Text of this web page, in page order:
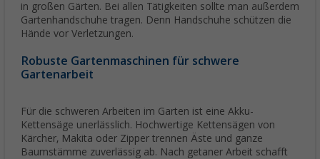
in großen Gärten. Bei allen Tätigkeiten sollte man außerdem
Gartenhandschuhe tragen. Denn Handschuhe schützen die
Hände vor Verletzungen.
Robuste Gartenmaschinen für schwere
Gartenarbeit
Für die schweren Arbeiten im Garten ist eine Akku-
Kettensäge unerlässlich. Hochwertige Kettensägen von
Kärcher, Makita oder Zipper trennen Äste und ganze
Baumstämme zuverlässig ab. Nach getaner Arbeit schafft